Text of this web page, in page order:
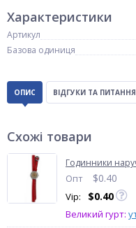
Характеристики
Артикул
Базова одиниця
ОПИС ВІДГУКИ ТА ПИТАННЯ
Схожі товари
Годинники
Опт $0.40
Vip: $0.40
Великий гурт: